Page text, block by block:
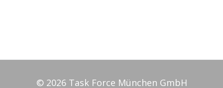
© 2026 Task Force München GmbH